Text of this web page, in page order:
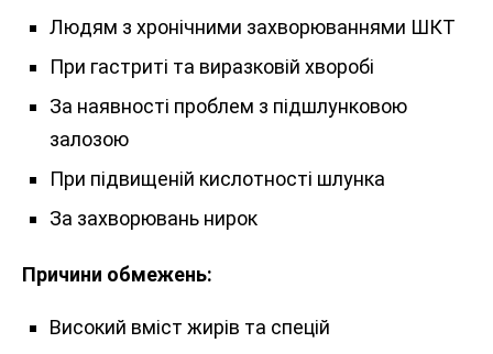
Людям з хронічними захворюваннями ШКТ
При гастриті та виразковій хворобі
За наявності проблем з підшлунковою
залозою
При підвищеній кислотності шлунка
За захворювань нирок
Причини обмежень:
Високий вміст жирів та спецій